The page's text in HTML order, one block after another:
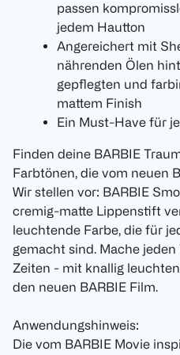
passen
jedem Hautton
Angereichert mit
nährenden Ölen
gepflegten und
mattem Finish
Ein Must-Have für
Finden deine BARBIE
Farbtönen, die vom neuen
Wir stellen vor: BARBIE
cremig-matte Lippenstift
leuchtende Farbe, die für
gemacht sind. Mache jeden
Zeiten - mit knallig
den neuen BARBIE Film.
Anwendungshinweis:
Die vom BARBIE Movie